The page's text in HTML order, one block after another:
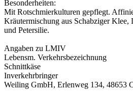
Besonderheiten:
Mit Rotschmierkulturen gepflegt.
Kräutermischung aus Schabziger Klee,
und Petersilie.
Angaben zu LMIV
Lebensm. Verkehrsbezeichnung
Schnittkäse
Inverkehrbringer
Weiling GmbH, Erlenweg 134, 48653